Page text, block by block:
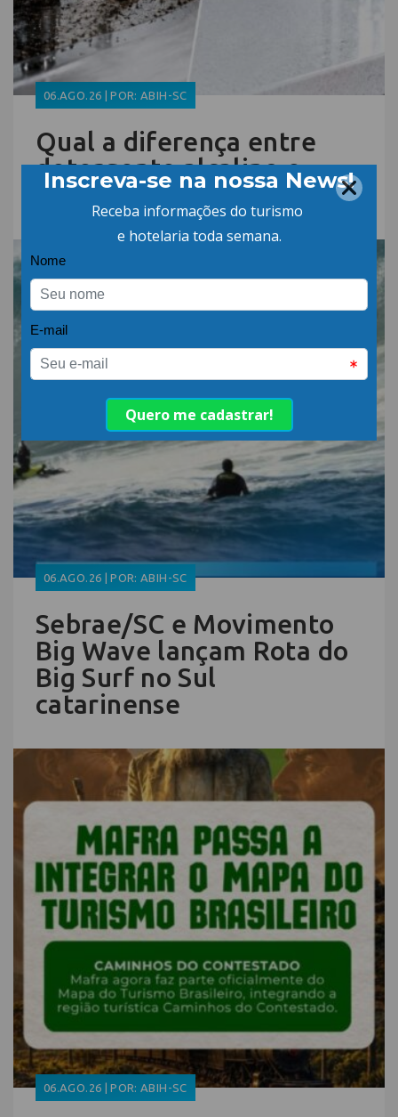
06.AGO.26 | POR: ABIH-SC
Qual a diferença entre
detergente alcalino e
neutro?
06.AGO.26 | POR: ABIH-SC
Sebrae/SC e Movimento
Big Wave lançam Rota do
Big Surf no Sul
catarinense
06.AGO.26 | POR: ABIH-SC